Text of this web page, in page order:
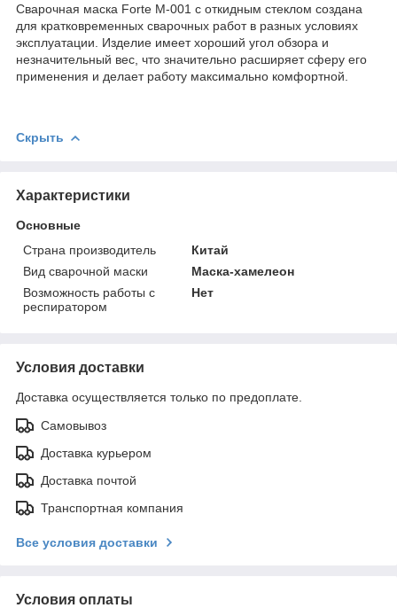
Сварочная маска Forte M-001 с откидным стеклом создана
для кратковременных сварочных работ в разных условиях
эксплуатации. Изделие имеет хороший угол обзора и
незначительный вес, что значительно расширяет сферу его
применения и делает работу максимально комфортной.
Скрыть
Характеристики
Основные
Страна производитель
Китай
Вид сварочной маски
Маска-хамелеон
Возможность работы с
респиратором
Нет
Условия доставки
Доставка осуществляется только по предоплате.
Самовывоз
Доставка курьером
Доставка почтой
Транспортная компания
Все условия доставки
Условия оплаты